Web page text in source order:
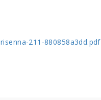
risenna-211-880858a3dd.pdf